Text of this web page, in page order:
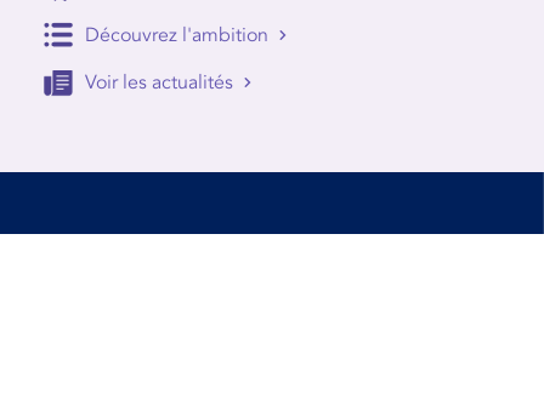
Découvrez l'ambition
Voir les actualités